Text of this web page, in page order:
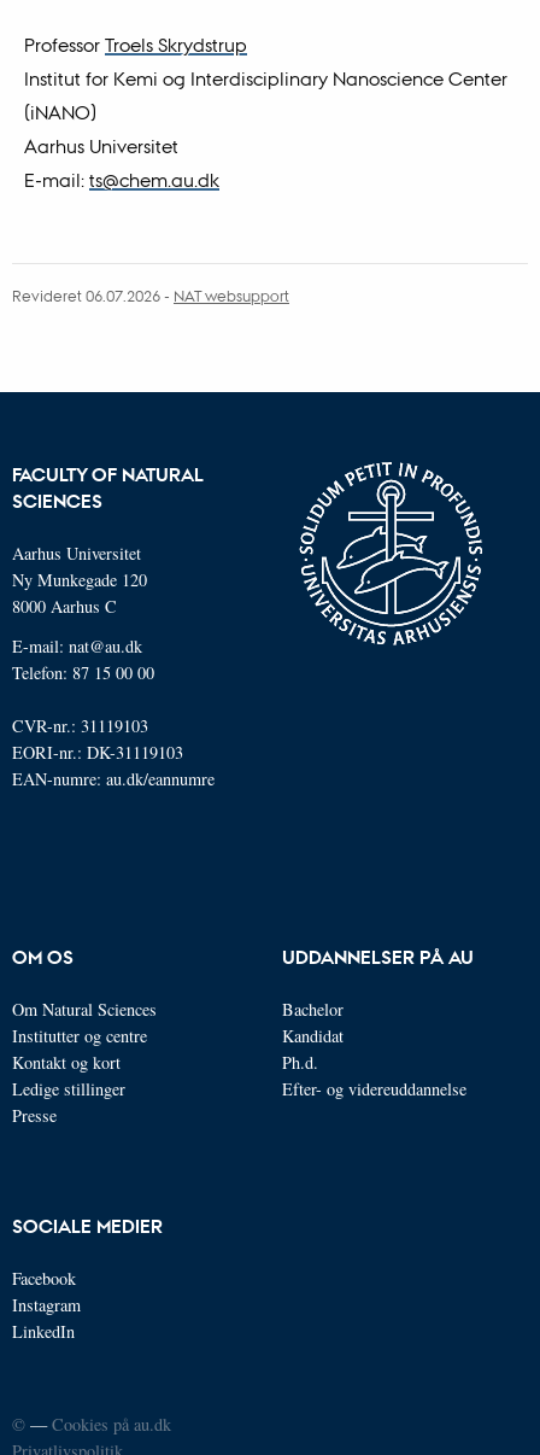
Professor Troels Skrydstrup
Institut for Kemi og Interdisciplinary Nanoscience Center
(iNANO)
Aarhus Universitet
E-mail: ts@chem.au.dk
Revideret 06.07.2026- NAT websupport
FACULTY OF NATURAL
SCIENCES
Aarhus Universitet
Ny Munkegade 120
8000 Aarhus C
E-mail: nat@au.dk
Telefon: 87 15 00 00
CVR-nr.: 31119103
EORI-nr.: DK-31119103
EAN-numre: au.dk/eannumre
OM OS
Om Natural Sciences
Institutter og centre
Kontakt og kort
Ledige stillinger
Presse
UDDANNELSER PÅ AU
Bachelor
Kandidat
Ph.d.
Efter- og videreuddannelse
SOCIALE MEDIER
Facebook
Instagram
LinkedIn
© —Cookies på au.dk
Privatlivspolitik